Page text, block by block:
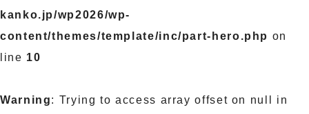
kanko.jp/wp2026/wp-
content/themes/template/inc/part-hero.php on
line 10
Warning: Trying to access array offset on null in